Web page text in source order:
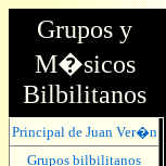
Grupos y
M�sicos
Bilbilitanos
Principal de Juan Ver�n
Grupos bilbilitanos